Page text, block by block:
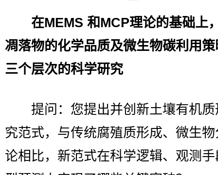
在MEMS 和MCP理论的基础上
凋落物的化学品质及微生物碳利用
三个层次的科学研究
提问：您提出并创新土壤有机质
究范式，与传统腐殖质形成、微生
论相比，新范式在科学逻辑、观测